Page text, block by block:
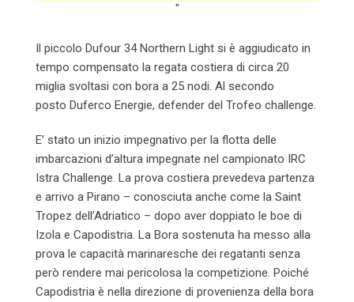
"
Il piccolo Dufour 34 Northern Light si è aggiudicato in
tempo compensato la regata costiera di circa 20
miglia svoltasi con bora a 25 nodi. Al secondo
posto Duferco Energie, defender del Trofeo challenge.
E’ stato un inizio impegnativo per la flotta delle
imbarcazioni d’altura impegnate nel campionato IRC
Istra Challenge. La prova costiera prevedeva partenza
e arrivo a Pirano – conosciuta anche come la Saint
Tropez dell’Adriatico – dopo aver doppiato le boe di
Izola e Capodistria. La Bora sostenuta ha messo alla
prova le capacità marinaresche dei regatanti senza
però rendere mai pericolosa la competizione. Poiché
Capodistria è nella direzione di provenienza della bora